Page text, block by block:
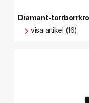
Diamant-
visa artikel (16)